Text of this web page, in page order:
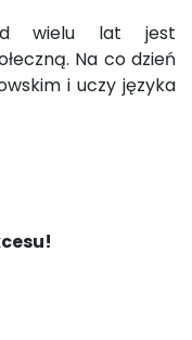
wielu lat jest
Na co dzień
i uczy języka